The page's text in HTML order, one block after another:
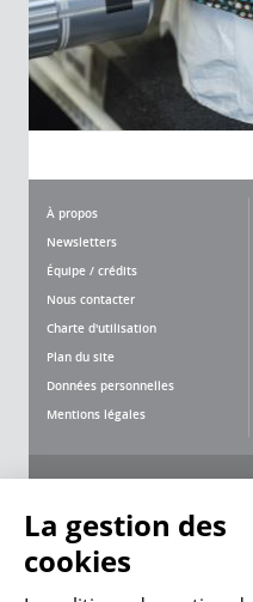
À propos
Newsletters
Équipe / crédits
Nous contacter
Charte d'utilisation
Plan du site
Données personnelles
Mentions légales
La gestion des
cookies